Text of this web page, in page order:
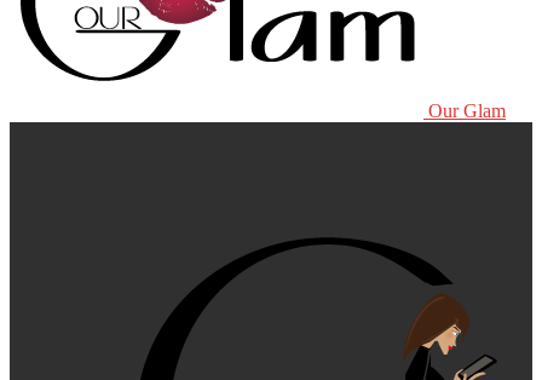
Our Glam